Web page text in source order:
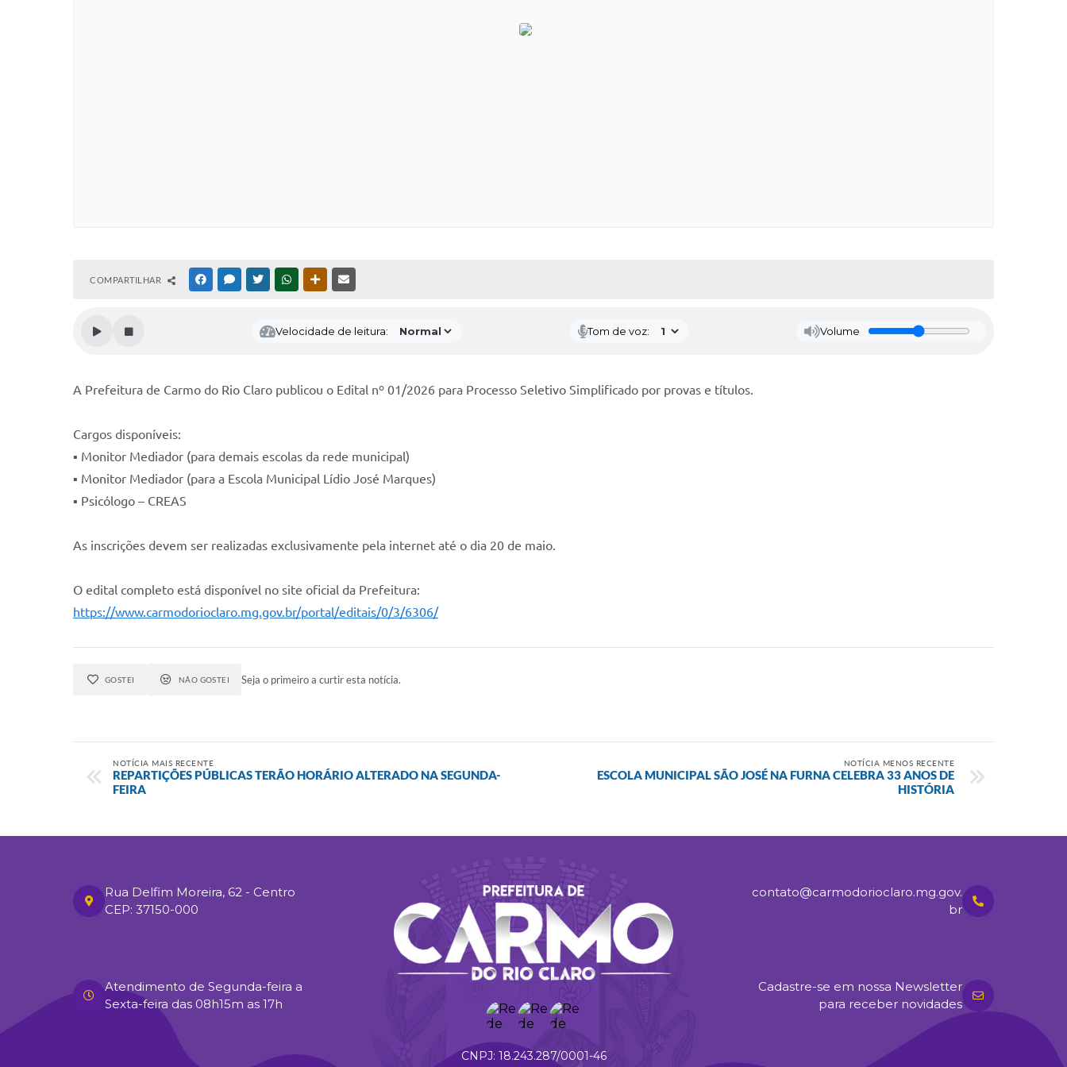
COMPARTILHAR FACEBOOKMESSENGER
TWITTERWHATSAPPOUTRAS MÍDIAS
Velocidade de leitura: Tom de voz: Volume
A Prefeitura de Carmo do Rio Claro publicou o Edital nº 01/2026 para Processo Seletivo Simplificado por provas e títulos.
Cargos disponíveis:
▪️ Monitor Mediador (para demais escolas da rede municipal)
▪️ Monitor Mediador (para a Escola Municipal Lídio José Marques)
▪️ Psicólogo – CREAS
As inscrições devem ser realizadas exclusivamente pela internet até o dia 20 de maio.
O edital completo está disponível no site oficial da Prefeitura:
https://www.carmodorioclaro.mg.gov.br/portal/editais/0/3/6306/
GOSTEI NÃO GOSTEI Seja o primeiro a curtir esta notícia.
NOTÍCIA MAIS RECENTE
REPARTIÇÕES PÚBLICAS TERÃO HORÁRIO ALTERADO NA SEGUNDA-
FEIRA
NOTÍCIA MENOS RECENTE
ESCOLA MUNICIPAL SÃO JOSÉ NA FURNA CELEBRA 33 ANOS DE
HISTÓRIA
Rua Delfim Moreira, 62 - Centro
CEP: 37150-000
contato@carmodorioclaro.mg.gov.
br
Atendimento de Segunda-feira a
Sexta-feira das 08h15m as 17h
18.243.287/0001-46
Cadastre-se em nossa Newsletter
para receber novidades